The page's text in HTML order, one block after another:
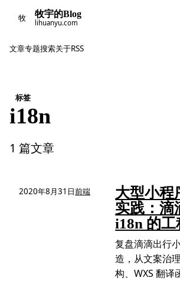
牧 牧宇的Blog
lihuanyu.com
文章专题搜索关于RSS
标签
i18n
1 篇文章
2020年8月31日前端
大型小程
实践：滴
i18n 的
复盘滴滴出行
造，从文案治
构、WXS 翻译